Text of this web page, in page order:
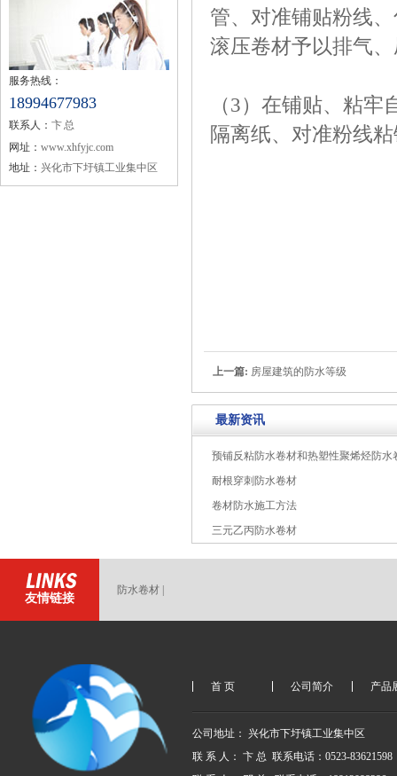
服务热线：
18994677983
联系人： 卞 总
网址： www.xhfyjc.com
地址： 兴化市下圩镇工业集中区
管、对准铺贴粉线
滚压卷材予以排气
（3）在铺贴、粘
隔离纸、对准粉线
上一篇: 房屋建筑的防水等级
最新资讯
预铺反粘防水卷材和热塑性聚烯烃防水
耐根穿刺防水卷材
卷材防水施工方法
三元乙丙防水卷材
友情链接
防水卷材
首 页 公司简介 产品
公司地址： 兴化市下圩镇工业集中区
联 系 人： 卞 总  联系电话：0523-83621598